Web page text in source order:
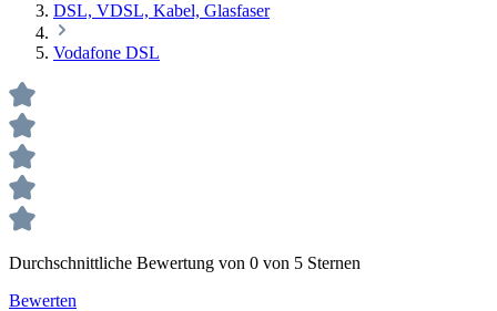
DSL, VDSL, Kabel, Glasfaser
Vodafone DSL
Durchschnittliche Bewertung von 0 von 5 Sternen
Bewerten